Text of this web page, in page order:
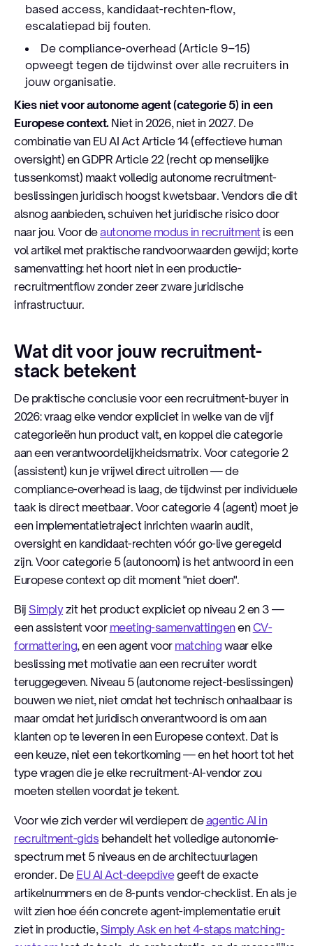
based access, kandidaat-rechten-flow,
escalatiepad bij fouten.
De compliance-overhead (Article 9–15)
opweegt tegen de tijdwinst over alle recruiters in
jouw organisatie.
Kies niet voor autonome agent (categorie 5) in een
Europese context.Niet in 2026, niet in 2027. De
combinatie van EU AI Act Article 14 (effectieve human
oversight) en GDPR Article 22 (recht op menselijke
tussenkomst) maakt volledig autonome recruitment-
beslissingen juridisch hoogst kwetsbaar. Vendors die dit
alsnog aanbieden, schuiven het juridische risico door
naar jou. Voor deautonome modus in recruitmentis een
vol artikel met praktische randvoorwaarden gewijd; korte
samenvatting: het hoort niet in een productie-
recruitmentflow zonder zeer zware juridische
infrastructuur.
Wat dit voor jouw recruitment-
stack betekent
De praktische conclusie voor een recruitment-buyer in
2026: vraag elke vendor expliciet in welke van de vijf
categorieën hun product valt, en koppel die categorie
aan een verantwoordelijkheidsmatrix. Voor categorie 2
(assistent) kun je vrijwel direct uitrollen — de
compliance-overhead is laag, de tijdwinst per individuele
taak is direct meetbaar. Voor categorie 4 (agent) moet je
een implementatietraject inrichten waarin audit,
oversight en kandidaat-rechten vóór go-live geregeld
zijn. Voor categorie 5 (autonoom) is het antwoord in een
Europese context op dit moment "niet doen".
BijSimplyzit het product expliciet op niveau 2 en 3 —
een assistent voor meeting-samenvattingenenCV-
formattering, en een agent voor matching waar elke
beslissing met motivatie aan een recruiter wordt
teruggegeven. Niveau 5 (autonome reject-beslissingen)
bouwen we niet, niet omdat het technisch onhaalbaar is
maar omdat het juridisch onverantwoord is om aan
klanten op te leveren in een Europese context. Dat is
een keuze, niet een tekortkoming — en het hoort tot het
type vragen die je elke recruitment-AI-vendor zou
moeten stellen voordat je tekent.
Voor wie zich verder wil verdiepen: deagentic AI in
recruitment-gids behandelt het volledige autonomie-
spectrum met 5 niveaus en de architectuurlagen
eronder. De EU AI Act-deepdivegeeft de exacte
artikelnummers en de 8-punts vendor-checklist. En als je
wilt zien hoe één concrete agent-implementatie eruit
ziet in productie, Simply Ask en het 4-staps matching-